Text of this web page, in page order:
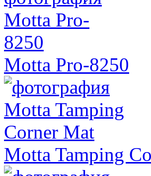
Motta Pro-8250
Motta Tamping